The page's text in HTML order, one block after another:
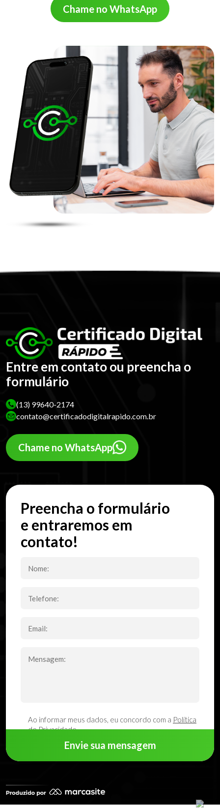
Chame no WhatsApp
Entre em contato ou preencha o
formulário
(13) 99640-2174
contato@certificadodigitalrapido.com.br
Chame no WhatsApp
Preencha o formulário
e entraremos em
contato!
Ao informar meus dados, eu concordo com a Política
de Privacidade